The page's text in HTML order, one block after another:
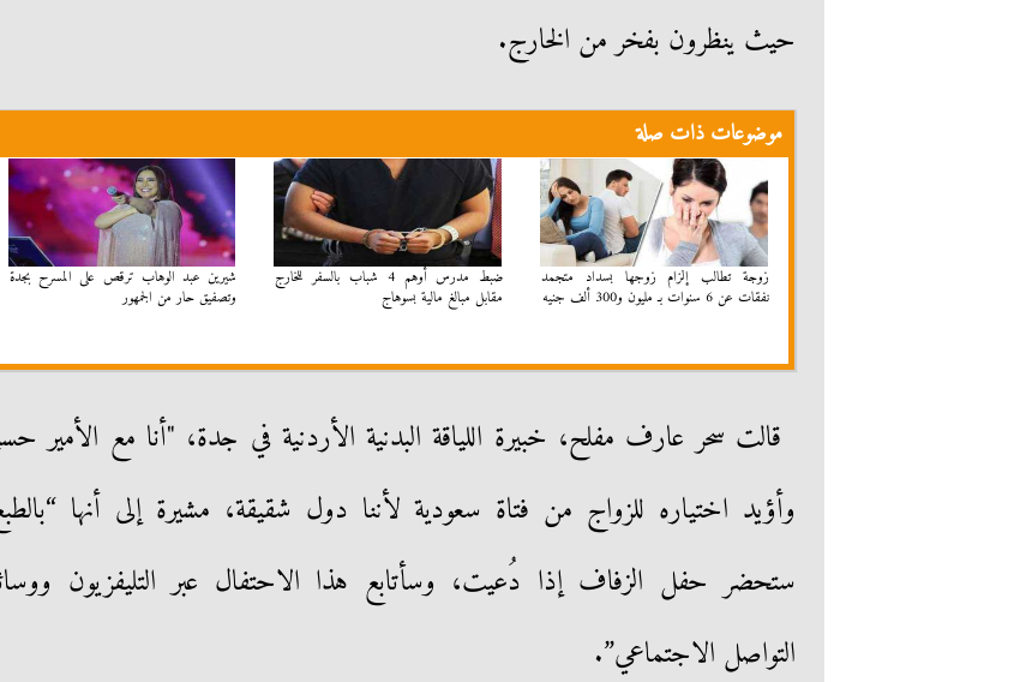
حيث ينظرون بفخر من الخارج.
موضوعات ذات صلة
زوجة تطالب إلزام زوجها بسداد متجمد
نفقات عن 6 سنوات بـ مليون و300 ألف جنيه
ضبط مدرس أوهم 4 شباب بالسفر للخارج
مقابل مبالغ مالية بسوهاج
شيرين عبد الوهاب ترقص على المسرح بجدة
وتصفيق حار من الجمهور
قالت سحر عارف مفلح، خبيرة اللياقة البدنية الأردنية في جدة، "أنا مع الأمير
وأؤيد اختياره للزواج من فتاة سعودية لأننا دول شقيقة، مشيرة إلى أنها
ستحضر حفل الزفاف إذا دُعيت، وسأتابع هذا الاحتفال عبر التليفزيون
التواصل الاجتماعي”.